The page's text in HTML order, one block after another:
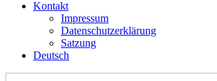
Kontakt
Impressum
Datenschutzerklärung
Satzung
Deutsch